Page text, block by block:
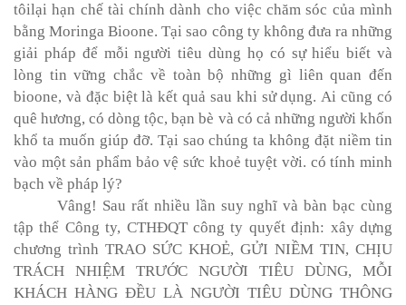
tôilại hạn chế tài chính dành cho việc chăm sóc của mình
bằng Moringa Bioone. Tại sao công tykhông đưa ra những
giải pháp để mỗi người tiêu dùng họ có sự hiểu biết và
lòng tin vững chắc về toàn bộ những gì liên quan đến
bioone, và đặc biệt là kết quả sau khi sử dụng. Ai cũng có
quê hương, có dòng tộc, bạn bè và có cả những người khốn
khổ ta muốn giúp đỡ. Tạisao chúng ta không đặt niềm tin
vào một sản phẩm bảo vệ sức khoẻ tuyệt vời. có tính minh
bạch về pháp lý?
Vâng! Sau rất nhiều lần suy nghĩ và bàn bạc cùng
tập thể Công ty, CTHĐQT công ty quyết định: xây dựng
chương trình TRAO SỨC KHOẺ, GỬI NIỀM TIN, CHỊU
TRÁCH NHIỆM TRƯỚC NGƯỜI
TIÊU DÙNG, MỖI
KHÁCH HÀNG ĐỀU LÀ NGƯỜI TIÊU DÙNG THÔNG